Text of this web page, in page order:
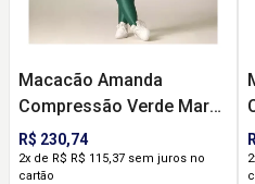
Macacão Amanda
Compressão Verde Mar
(Plus Size) - DCX
R$ 230,74
2x de R$ R$ 115,37 sem juros no
cartão